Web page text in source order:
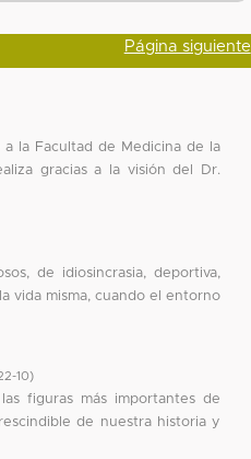
Página siguiente
la Facultad de Medicina de la
gracias a la visión del Dr.
de idiosincrasia, deportiva,
vida misma, cuando el entorno
10)
figuras más importantes de
de nuestra historia y